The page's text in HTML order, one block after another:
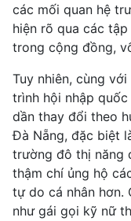
các mối quan hệ
hiện rõ qua các
trong cộng đồng,
Tuy nhiên, cùng
trình hội nhập
dần thay đổi theo
Đà Nẵng, đặc biệt
trường đô thị năng
thậm chí ủng hộ
tự do cá nhân hơn.
như gái gọi kỹ nữ